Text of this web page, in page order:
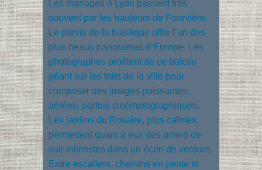
Les mariages à Lyon passent très
souvent par les hauteurs de Fourvière.
Le parvis de la basilique offre l’un des
plus beaux panoramas d’Europe. Les
photographes profitent de ce balcon
géant sur les toits de la ville pour
composer des images puissantes,
aérées, parfois cinématographiques.
Les jardins du Rosaire, plus calmes,
permettent quant à eux des prises de
vue intimistes dans un écrin de verdure.
Entre escaliers, chemins en pente et